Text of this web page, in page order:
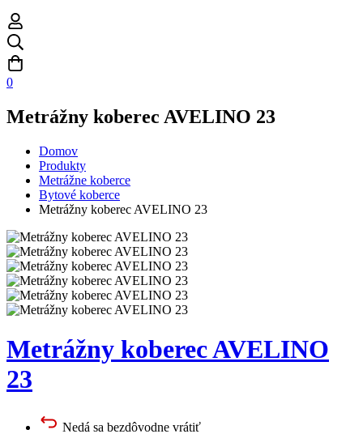
0
Metrážny koberec AVELINO 23
Domov
Produkty
Metrážne koberce
Bytové koberce
Metrážny koberec AVELINO 23
Metrážny koberec AVELINO
23
Nedá sa bezdôvodne vrátiť